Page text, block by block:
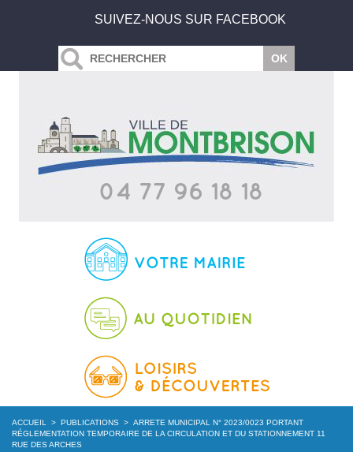
SUIVEZ-NOUS SUR FACEBOOK
ACCUEIL > PUBLICATIONS > ARRETE MUNICIPAL N° 2023/0023 PORTANT
RÉGLEMENTATION TEMPORAIRE DE LA CIRCULATION ET DU STATIONNEMENT 11
RUE DES ARCHES